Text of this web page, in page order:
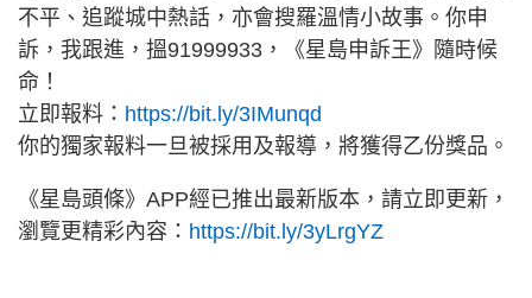
不平、追蹤城中熱話，亦會搜羅溫情小故事。你申
訴，我跟進，搵91999933，《星島申訴王》隨時候
命！
立即報料： https://bit.ly/3IMunqd
你的獨家報料一旦被採用及報導，將獲得乙份獎品。
《星島頭條》APP經已推出最新版本，請立即更新，
瀏覽更精彩內容： https://bit.ly/3yLrgYZ